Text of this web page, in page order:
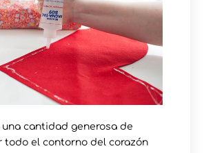
una cantidad generosa de
todo el contorno del corazón